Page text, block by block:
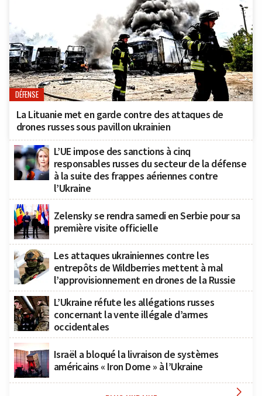
DÉFENSE
La Lituanie met en garde contre des attaques de
drones russes sous pavillon ukrainien
L’UE impose des sanctions à cinq
responsables russes du secteur de la défense
à la suite des frappes aériennes contre
l’Ukraine
Zelensky se rendra samedi en Serbie pour sa
première visite officielle
Les attaques ukrainiennes contre les
entrepôts de Wildberries mettent à mal
l’approvisionnement en drones de la Russie
L’Ukraine réfute les allégations russes
concernant la vente illégale d’armes
occidentales
Israël a bloqué la livraison de systèmes
américains « Iron Dome » à l’Ukraine
